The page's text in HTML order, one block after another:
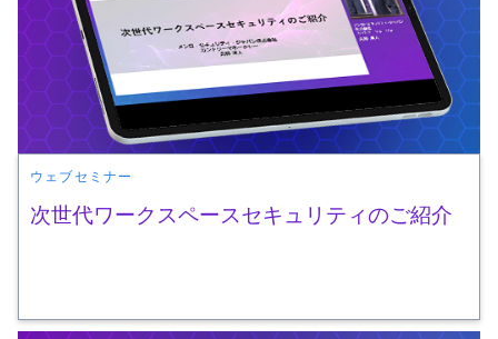
ウェブセミナー
次世代ワークスペースセキュリティのご紹介